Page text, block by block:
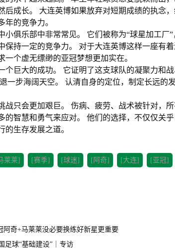
后成长。 大连英博如果放弃对短期成绩的执念
年的竞争力。
小俱乐部中非常常见。 它们被称为“球星加工厂
保持一定的竞争力。 对于大连英博这样一座有
个虚无缥缈的亚冠梦想更加实在。
个巨大的成功。 它证明了这支球队的凝聚力和
一步海阔天空。 认清自身的定位，制定长远的
战只会更加艰巨。 伤病、疲劳、战术被针对，
的智慧和勇气来应对。 他们的选择，不仅仅关
生存发展之道。
莱莱] [赛季] [球迷] [阿奇] [大连] [亚冠]
阿奇+马莱莱没必要换练好新星更重要
足球“基础建设”｜专访